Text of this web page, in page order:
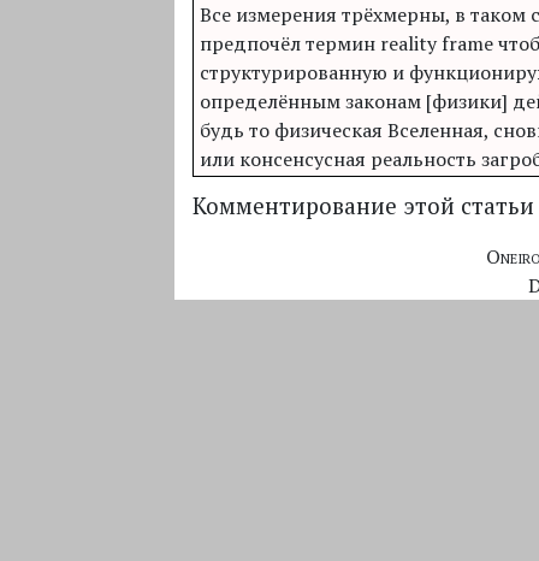
Все измерения трёхмерны, в таком
предпочёл термин reality frame
структурированную и
определённым законам [физики]
будь то физическая Вселенная,
или консенсусная реальность
Комментирование этой